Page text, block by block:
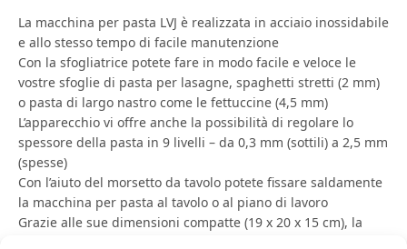
La macchina per pasta LVJ è realizzata in acciaio inossidabile
e allo stesso tempo di facile manutenzione
Con la sfogliatrice potete fare in modo facile e veloce le
vostre sfoglie di pasta per lasagne, spaghetti stretti (2 mm)
o pasta di largo nastro come le fettuccine (4,5 mm)
L’apparecchio vi offre anche la possibilità di regolare lo
spessore della pasta in 9 livelli – da 0,3 mm (sottili) a 2,5 mm
(spesse)
Con l’aiuto del morsetto da tavolo potete fissare saldamente
la macchina per pasta al tavolo o al piano di lavoro
Grazie alle sue dimensioni compatte (19 x 20 x 15 cm), la